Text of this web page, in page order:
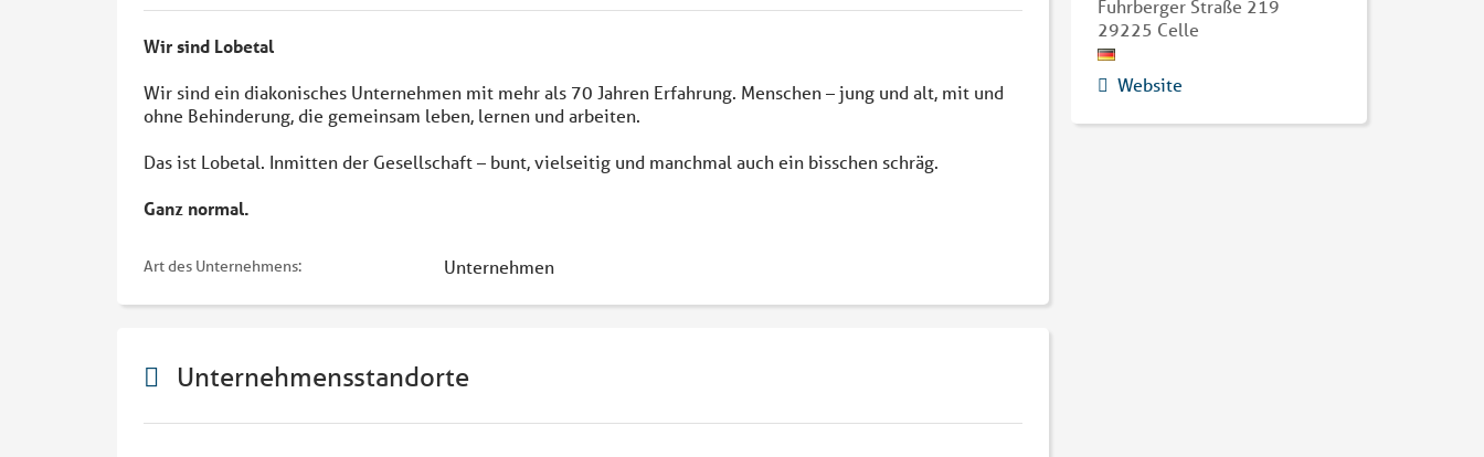
Wir sind Lobetal
Wir sind ein diakonisches Unternehmen mit mehr als 70 Jahren Erfahrung. Menschen – jung und alt, mit und
ohne Behinderung, die gemeinsam leben, lernen und arbeiten.
Das ist Lobetal. Inmitten der Gesellschaft – bunt, vielseitig und manchmal auch ein bisschen schräg.
Ganz normal.
Art des Unternehmens: Unternehmen
Unternehmensstandorte
Fuhrberger Straße 219
29225 Celle
Website